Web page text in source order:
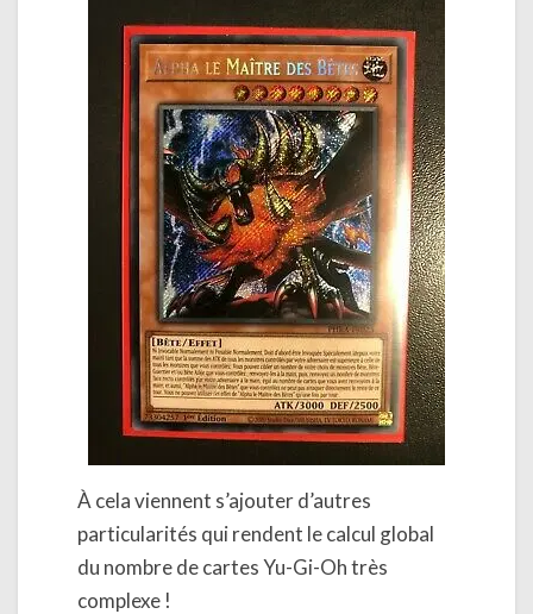
À cela viennent s’ajouter d’autres
particularités qui rendent le calcul global
du nombre de cartes Yu-Gi-Oh très
complexe !